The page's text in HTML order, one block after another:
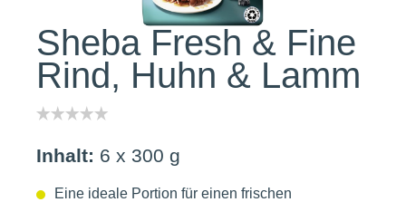
Sheba Fresh & Fine
Rind, Huhn & Lamm
Inhalt: 6 x 300 g
Eine ideale Portion für einen frischen